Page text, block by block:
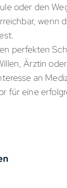
oder den
wenn
perfekten
Ärztin
an
für eine